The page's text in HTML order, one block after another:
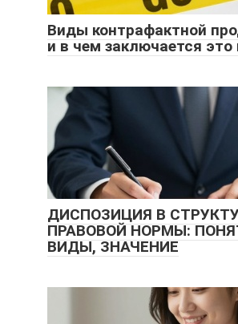
Виды контрафактной
и в чем заключается это
ДИСПОЗИЦИЯ В
ПРАВОВОЙ НОРМЫ:
ВИДЫ, ЗНАЧЕНИЕ